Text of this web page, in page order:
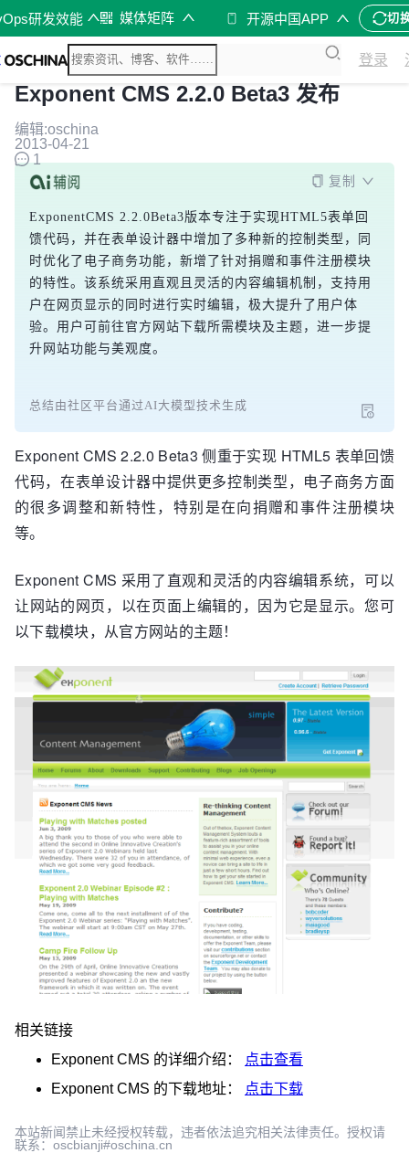
研发效能 媒体矩阵 开源中国APP 切
登录
Exponent CMS 2.2.0 Beta3 发布
编辑:oschina
2013-04-21
1
复制
ExponentCMS 2.2.0Beta3版本专注于实现HTML5表单回
馈代码，并在表单设计器中增加了多种新的控制类型，同
时优化了电子商务功能，新增了针对捐赠和事件注册模块
的特性。该系统采用直观且灵活的内容编辑机制，支持用
户在网页显示的同时进行实时编辑，极大提升了用户体
验。用户可前往官方网站下载所需模块及主题，进一步提
升网站功能与美观度。
总结由社区平台通过AI大模型技术生成
Exponent CMS 2.2.0 Beta3 侧重于实现 HTML5 表单回馈
代码，在表单设计器中提供更多控制类型，电子商务方面
的很多调整和新特性，特别是在向捐赠和事件注册模块
等。
Exponent CMS 采用了直观和灵活的内容编辑系统，可以
让网站的网页，以在页面上编辑的，因为它是显示。您可
以下载模块，从官方网站的主题！
相关链接
Exponent CMS 的详细介绍：
点击查看
Exponent CMS 的下载地址： 点击下载
本站新闻禁止未经授权转载，违者依法追究相关法律责任。授权请
联系：oscbianji#oschina.cn